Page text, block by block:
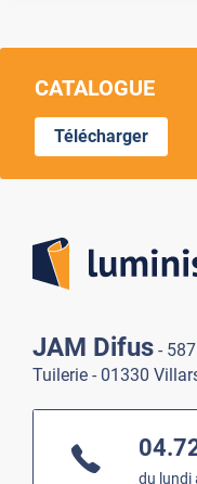
CATALOGUE
Télécharger
JAM Difus -
Tuilerie - 01330
du lundi